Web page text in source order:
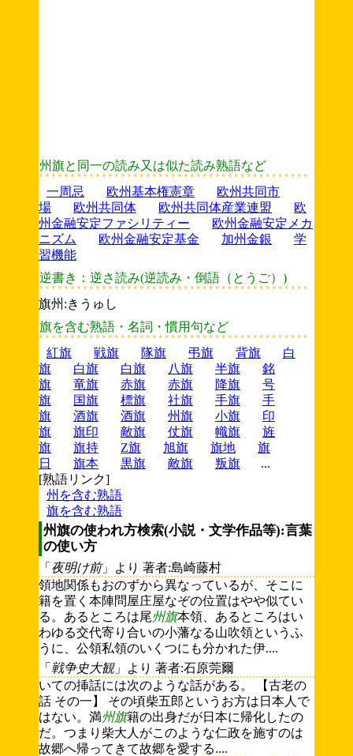
州旗と同一の読み又は似た読み熟語など
一周忌
欧州基本権憲章
欧州共同市
場
欧州共同体 欧州共同体産業連盟
欧
州金融安定ファシリティー
欧州金融安定メカ
ニズム
欧州金融安定基金 加州金銀
学
習機能
逆書き：逆さ読み(逆読み・倒語（とうご）)
旗州:きうゅし
旗を含む熟語・名詞・慣用句など
紅旗
戦旗 隊旗 弔旗 背旗
白
旗
白旗 白旗 八旗 半旗
銘
旗
竜旗 赤旗 赤旗 降旗
号
旗
国旗 標旗 社旗 手旗
手
旗
酒旗 酒旗 州旗 小旗
印
旗
旗印 敵旗 仗旗 幟旗
旌
旗
旗持 Z旗 旭旗 旗地
旗
日
旗本 黒旗 敵旗 叛旗
...
[熟語リンク]
州を含む熟語
旗を含む熟語
州旗の使われ方検索(小説・文学作品等):言葉
の使い方
「 夜明け前」より 著者:島崎藤村
領地関係もおのずから異なっているが、そこに
籍を置く本陣問屋庄屋なぞの位置はやや似てい
る。あるところは尾州旗本領、あるところはい
わゆる交代寄り合いの小藩なる山吹領というふ
うに、公領私領のいくつにも分かれた伊....
「 戦争史大観」より 著者:石原莞爾
いての挿話には次のような話がある。 【古老の
話 その一】 その頃柴五郎というお方は日本人で
はない。満州旗籍の出身だが日本に帰化したの
だ。つまり柴大人がこのような仁政を施すのは
故郷へ帰ってきて故郷を愛する....